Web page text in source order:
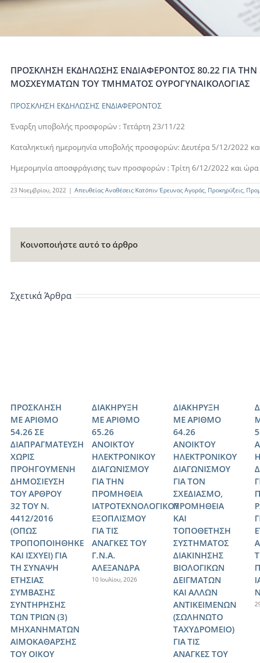
ΠΡΟΣΚΛΗΣΗ ΕΚΔΗΛΩΣΗΣ ΕΝΔΙΑΦΕΡΟΝΤΟΣ 80.22 ΓΙΑ
ΜΟΣΧΕΥΜΑΤΩΝ ΤΟΥ ΤΜΗΜΑΤΟΣ ΟΥΡΟΓΥΝΑΙΚΟΛΟΓΙΑΣ
ΠΡΟΣΚΛΗΣΗ ΕΚΔΗΛΩΣΗΣ ΕΝΔΙΑΦΕΡΟΝΤΟΣ
Έναρξη υποβολής προσφορών : Τετάρτη 23/11/22
Καταληκτική ημερομηνία υποβολής προσφορών: Δευτέρα 5/12/2022
Ημερομηνία αποσφράγισης των προσφορών : Τρίτη 6/12/2022 και
23 Νοεμβρίου, 2022 | Απευθείας Αναθέσεις Κατόπιν Έρευνας Αγοράς, Προκηρύξεις,
Κοινοποιήστε αυτό το άρθρο
Σχετικά Άρθρα
ΠΡΟΣΚΛΗΣΗ
ΜΕ ΑΡΙΘΜΟ
54.26 ΣΕ
ΔΙΑΠΡΑΓΜΑΤΕΥΣΗ
ΧΩΡΙΣ
ΠΡΟΗΓΟΥΜΕΝΗ
ΔΗΜΟΣΙΕΥΣΗ
ΤΟΥ ΑΡΘΡΟΥ
32 ΤΟΥ Ν.
4412/2016
(ΟΠΩΣ
ΤΡΟΠΟΠΟΙΗΘΗΚΕ
ΚΑΙ ΙΣΧΥΕΙ) ΓΙΑ
ΤΗ ΣΥΝΑΨΗ
ΕΤΗΣΙΑΣ
ΣΥΜΒΑΣΗΣ
ΣΥΝΤΗΡΗΣΗΣ
ΤΩΝ ΤΡΙΩΝ (3)
ΜΗΧΑΝΗΜΑΤΩΝ
ΑΙΜΟΚΑΘΑΡΣΗΣ
ΤΟΥ ΟΙΚΟΥ
ΔΙΑΚΗΡΥΞΗ
ΜΕ ΑΡΙΘΜΟ
65.26
ΑΝΟΙΚΤΟΥ
ΗΛΕΚΤΡΟΝΙΚΟΥ
ΔΙΑΓΩΝΙΣΜΟΥ
ΓΙΑ ΤΗΝ
ΠΡΟΜΗΘΕΙΑ
ΙΑΤΡΟΤΕΧΝΟΛΟΓΙΚΟΥ
ΕΞΟΠΛΙΣΜΟΥ
ΓΙΑ ΤΙΣ
ΑΝΑΓΚΕΣ ΤΟΥ
Γ.Ν.Α.
ΑΛΕΞΑΝΔΡΑ
10 Ιουλίου, 2026
ΔΙΑΚΗΡΥΞΗ
ΜΕ ΑΡΙΘΜΟ
64.26
ΑΝΟΙΚΤΟΥ
ΗΛΕΚΤΡΟΝΙΚΟΥ
ΔΙΑΓΩΝΙΣΜΟΥ
ΓΙΑ ΤΟΝ
ΣΧΕΔΙΑΣΜΟ,
ΠΡΟΜΗΘΕΙΑ
ΚΑΙ
ΤΟΠΟΘΕΤΗΣΗ
ΣΥΣΤΗΜΑΤΟΣ
ΔΙΑΚΙΝΗΣΗΣ
ΒΙΟΛΟΓΙΚΩΝ
ΔΕΙΓΜΑΤΩΝ
ΚΑΙ ΑΛΛΩΝ
ΑΝΤΙΚΕΙΜΕΝΩΝ
(ΣΩΛΗΝΩΤΟ
ΤΑΧΥΔΡΟΜΕΙΟ)
ΓΙΑ ΤΙΣ
ΑΝΑΓΚΕΣ ΤΟΥ